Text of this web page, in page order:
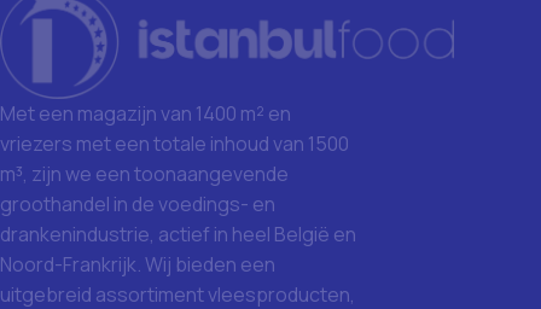
Met een magazijn van 1400 m² en
vriezers met een totale inhoud van 1500
m³, zijn we een toonaangevende
groothandel in de voedings- en
drankenindustrie, actief in heel België en
Noord-Frankrijk. Wij bieden een
uitgebreid assortiment vleesproducten,